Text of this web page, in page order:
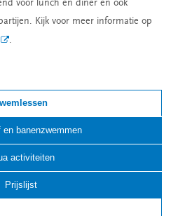
voor lunch en diner en ook
Kijk voor meer informatie op
.
en banenzwemmen
activiteiten
Prijslijst